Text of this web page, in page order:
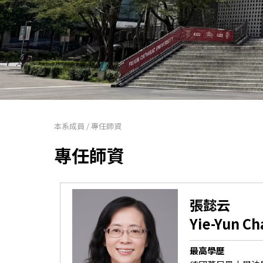
本系成員 /專任師資
專任師資
張懿云
Yie-Yun
最高學歷